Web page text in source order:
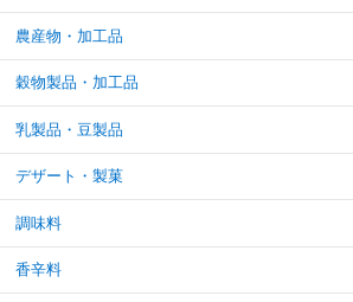
農産物・加工品
穀物製品・加工品
乳製品・豆製品
デザート・製菓
調味料
香辛料